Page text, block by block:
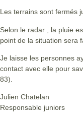
Les terrains sont fermés
Selon le radar , la pluie
point de la situation sera
Je laisse les personnes
contact avec elle pour
83).
Julien Chatelan
Responsable juniors